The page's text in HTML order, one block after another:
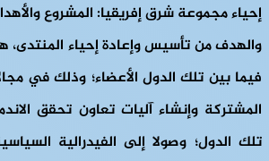
إحياء مجموعة شرق إفريقيا: المشروع
والهدف من تأسيس وإعادة إحياء المنتدى،
فيما بين تلك الدول الأعضاء؛ وذلك في
المشتركة وإنشاء آليات تعاون تحقق
تلك الدول؛ وصولا إلى الفيدرالية